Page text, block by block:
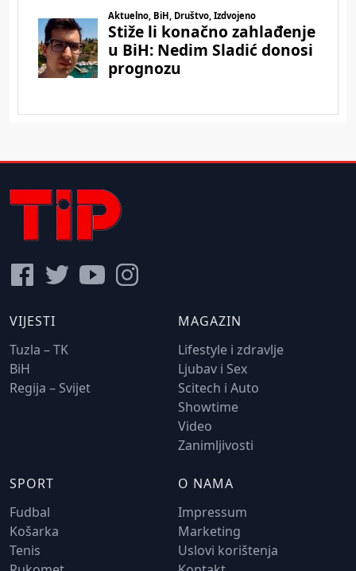
VIJESTI
Tuzla – TK
BiH
Regija – Svijet
MAGAZIN
Lifestyle i zdravlje
Ljubav i Sex
Scitech i Auto
Showtime
Video
Zanimljivosti
SPORT
Fudbal
Košarka
Tenis
O NAMA
Impressum
Marketing
Uslovi korištenja